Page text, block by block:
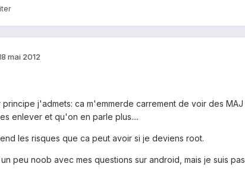
mai 2012
j'admets: ca m'emmerde carrement de voir des
enlever et qu'on en parle plus....
les risques que ca peut avoir si je deviens root.
peu noob avec mes questions sur android, mais je suis